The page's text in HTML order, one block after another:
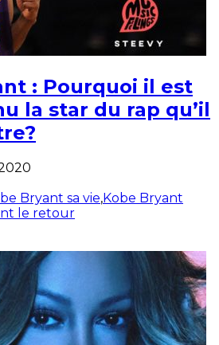
: Pourquoi il est
la star du rap qu’il
Bryant sa vie,Kobe Bryant
le retour